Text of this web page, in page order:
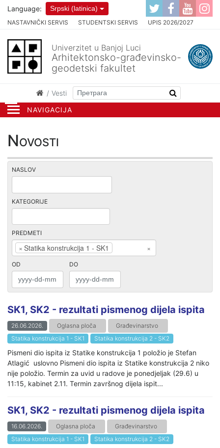
NAVIGACIJA
NASTAVNIČKI SERVIS STUDENTSKI SERVIS UPIS 2026/2027
Language: Srpski (latinica)
Univerzitet u Banjoj Luci
Arhitektonsko-građevinsko-
geodetski fakultet
Vesti
Novosti
NASLOV
KATEGORIJE
PREDMETI
×
× Statika konstrukcija 1 - SK1
OD DO
SK1, SK2 - rezultati pismenog dijela ispita
26.06.2026. Oglasna ploča
Građevinarstvo
Statika konstrukcija 1 - SK1
Statika konstrukcija 2 - SK2
Pismeni dio ispita iz Statike konstrukcija 1 položio je Stefan
Atlagić uslovno Pismeni dio ispita iz Statike konstrukcija 2 niko
nije položio. Termin za uvid u radove je ponedjeljak (29.6) u
11:15, kabinet 2.11. Termin završnog dijela ispit...
SK1, SK2 - rezultati pismenog dijela ispita
16.06.2026. Oglasna ploča
Građevinarstvo
Statika konstrukcija 1 - SK1
Statika konstrukcija 2 - SK2